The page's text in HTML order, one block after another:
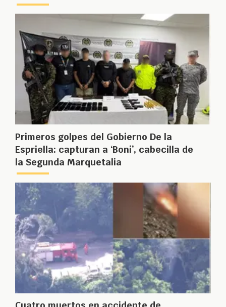
Primeros golpes del Gobierno De la
Espriella: capturan a ‘Boni’, cabecilla de
la Segunda Marquetalia